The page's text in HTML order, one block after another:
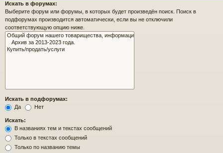
Искать в форумах:
Выберите форум или форумы, в которых будет произведён поиск. Поиск в
подфорумах производится автоматически, если вы не отключили
соответствующую опцию ниже.
Искать в подфорумах:
Да
Нет
Искать:
В названиях тем и текстах сообщений
Только в текстах сообщений
Только по названию темы